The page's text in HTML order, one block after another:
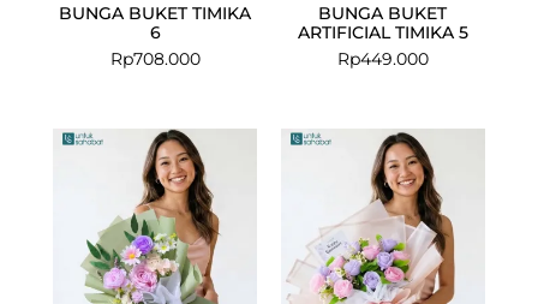
BUNGA BUKET TIMIKA
6
Rp708.000
BUNGA BUKET
ARTIFICIAL TIMIKA 5
Rp449.000